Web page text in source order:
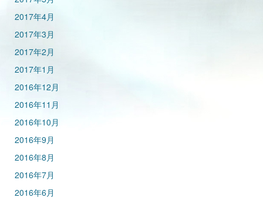
2017年4月
2017年3月
2017年2月
2017年1月
2016年12月
2016年11月
2016年10月
2016年9月
2016年8月
2016年7月
2016年6月